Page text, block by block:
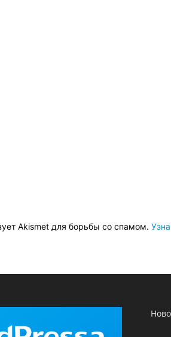
Akismet для борьбы со спамом.